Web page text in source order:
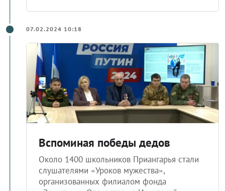
07.02.2024 10:18
Вспоминая победы дедов
Около 1400 школьников Приангарья стали
слушателями «Уроков мужества»,
организованных филиалом фонда